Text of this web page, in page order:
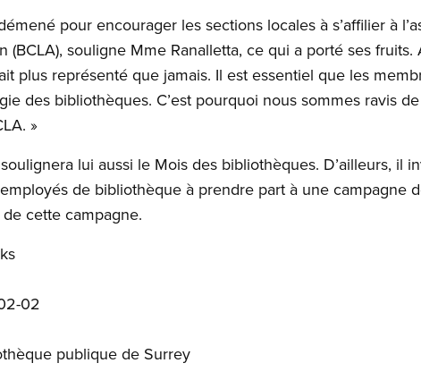
pour encourager les sections locales à s’affilier à
(BCLA), souligne Mme Ranalletta, ce qui a porté ses
plus représenté que jamais. Il est essentiel que les
des bibliothèques. C’est pourquoi nous sommes ravis
»
lui aussi le Mois des bibliothèques. D’ailleurs, il
de bibliothèque à prendre part à une campagne
cette campagne.
02
publique de Surrey